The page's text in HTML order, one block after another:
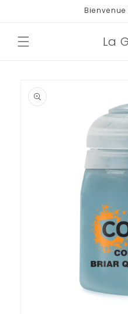
contenu
La
informations
produits